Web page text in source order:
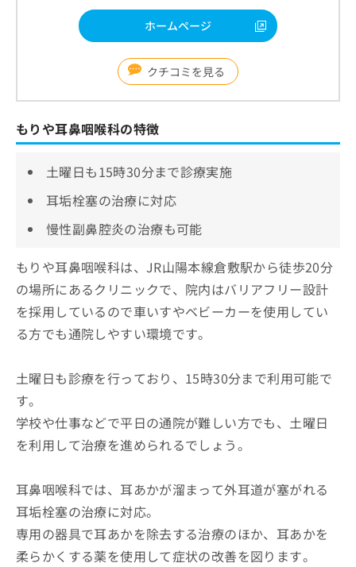
ホームページ
クチコミを見る
もりや耳鼻咽喉科の特徴
土曜日も15時30分まで診療実施
耳垢栓塞の治療に対応
慢性副鼻腔炎の治療も可能
もりや耳鼻咽喉科は、JR山陽本線倉敷駅から徒歩20分
の場所にあるクリニックで、院内はバリアフリー設計
を採用しているので車いすやベビーカーを使用してい
る方でも通院しやすい環境です。
土曜日も診療を行っており、15時30分まで利用可能で
す。
学校や仕事などで平日の通院が難しい方でも、土曜日
を利用して治療を進められるでしょう。
耳鼻咽喉科では、耳あかが溜まって外耳道が塞がれる
耳垢栓塞の治療に対応。
専用の器具で耳あかを除去する治療のほか、耳あかを
柔らかくする薬を使用して症状の改善を図ります。